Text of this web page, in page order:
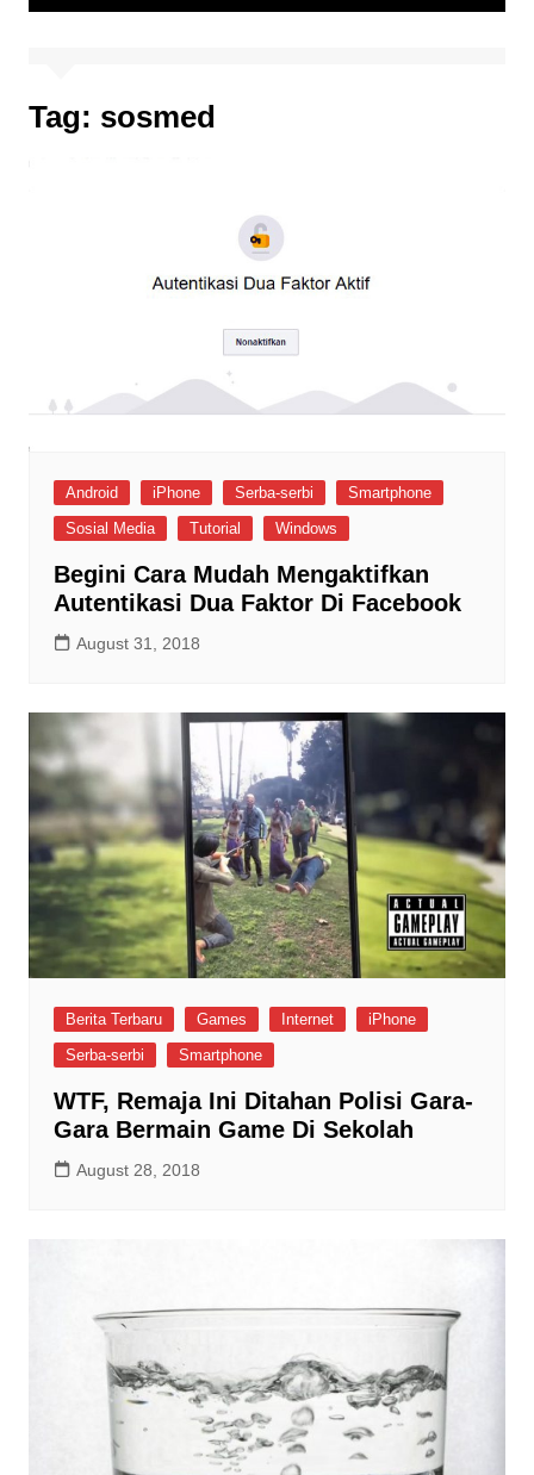
Tag: sosmed
Android iPhone Serba-serbi
Smartphone
Sosial Media
Tutorial Windows
Begini Cara Mudah Mengaktifkan
Autentikasi Dua Faktor Di Facebook
August 31, 2018
Berita Terbaru Games Internet
iPhone
Serba-serbi
Smartphone
WTF, Remaja Ini Ditahan Polisi Gara-
Gara Bermain Game Di Sekolah
August 28, 2018